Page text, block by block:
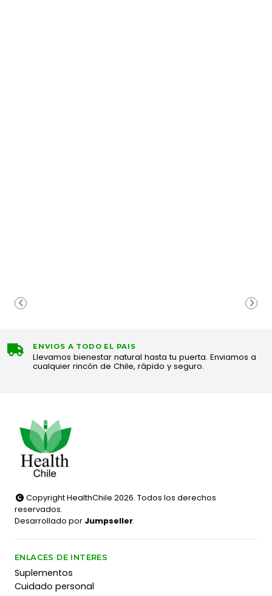
ENVIOS A TODO EL PAIS
Llevamos bienestar natural hasta tu puerta. Enviamos a
cualquier rincón de Chile, rápido y seguro.
Copyright HealthChile 2026. Todos los derechos
reservados.
Desarrollado por Jumpseller.
ENLACES DE INTERES
Suplementos
Cuidado personal